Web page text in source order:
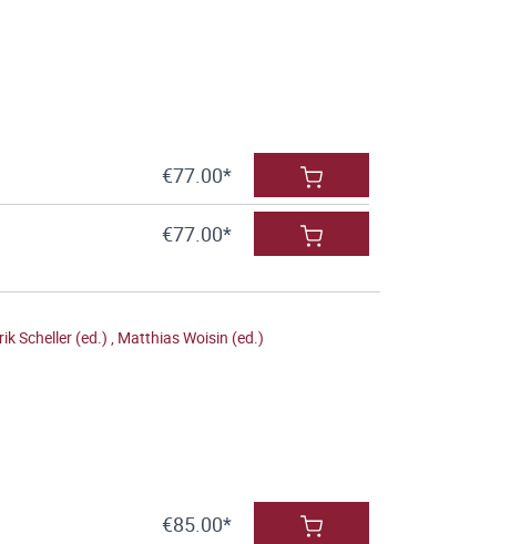
€77.00*
€77.00*
Scheller (ed.) , Matthias Woisin (ed.)
€85.00*